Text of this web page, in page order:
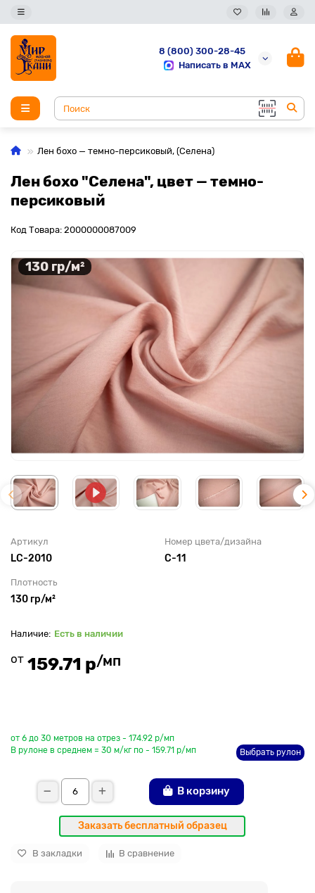
8 (800) 300-28-45
Написать в MAX
Лен бохо — темно-персиковый, (Селена)
Лен бохо "Селена", цвет — темно-
персиковый
Код Товара: 2000000087009
130 гр/м²
Артикул
LC-2010
Номер цвета/дизайна
С-11
Плотность
130 гр/м²
Есть в наличии
от 159.71 р/мп
от 6 до 30 метров на отрез - 174.92 р/мп
В рулоне в среднем = 30 м/кг по - 159.71 р/мп
Выбрать рулон
В корзину
Заказать бесплатный образец
В закладки В сравнение